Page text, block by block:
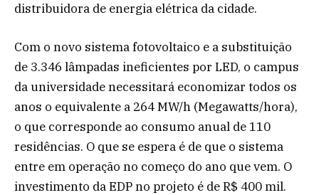
distribuidora de energia elétrica da cidade.
Com o novo sistema fotovoltaico e a substituição
de 3.346 lâmpadas ineficientes por LED, o campus
da universidade necessitará economizar todos os
anos o equivalente a 264 MW/h (Megawatts/hora),
o que corresponde ao consumo anual de 110
residências. O que se espera é de que o sistema
entre em operação no começo do ano que vem. O
investimento da EDP no projeto é de R$ 400 mil.